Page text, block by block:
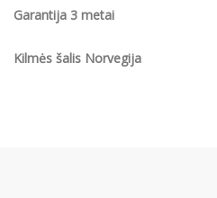
Garantija 3 metai
Kilmės šalis Norvegija